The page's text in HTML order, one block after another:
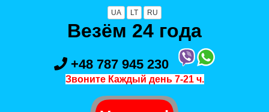
UA LT RU
Везём 24 года
+48 787 945 230
Звоните Каждый день 7-21 ч.